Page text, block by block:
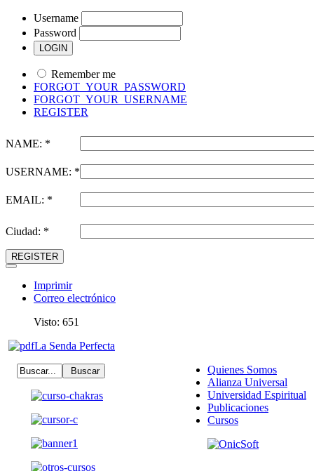
Username
Password
Remember me
FORGOT_YOUR_PASSWORD
FORGOT_YOUR_USERNAME
REGISTER
NAME: *
USERNAME: *
EMAIL: *
Ciudad: *
REGISTER
Imprimir
Correo electrónico
Visto: 651
La Senda Perfecta
Quienes Somos
Alianza Universal
Universidad Espiritual
Publicaciones
Cursos